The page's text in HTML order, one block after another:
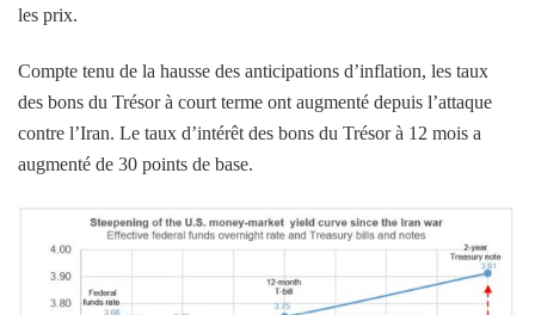
les prix.
Compte tenu de la hausse des anticipations d’inflation, les taux
des bons du Trésor à court terme ont augmenté depuis l’attaque
contre l’Iran. Le taux d’intérêt des bons du Trésor à 12 mois a
augmenté de 30 points de base.